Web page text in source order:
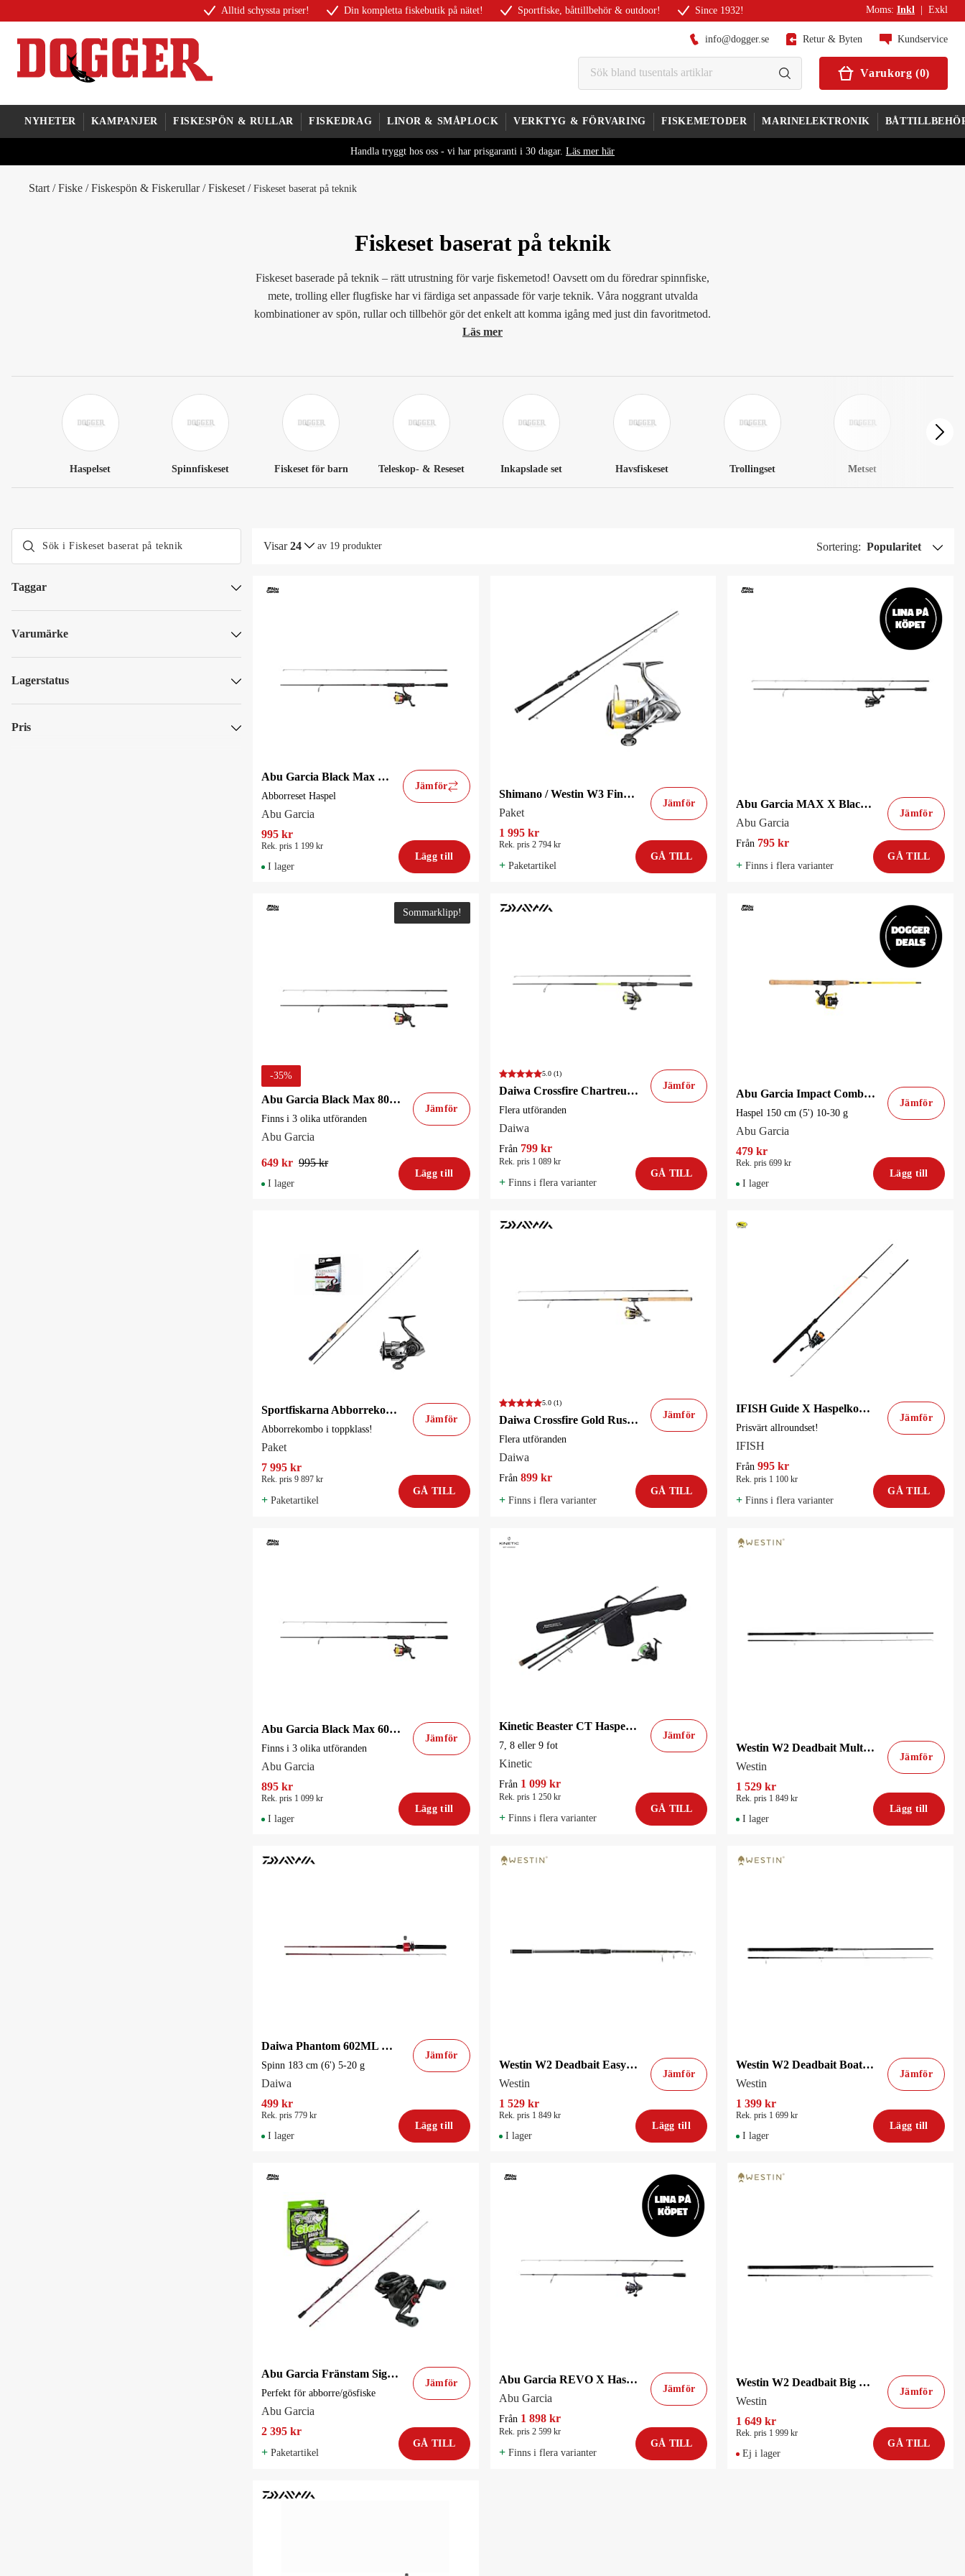
Alltid schyssta priser! Din kompletta fiskebutik på nätet! Sportfiske, båttillbehör & outdoor! Since 1932! Moms: Inkl Exkl
info@dogger.se Retur & Byten Kundservice
Varukorg (0)
NYHETER KAMPANJER FISKESPÖN & RULLAR FISKEDRAG LINOR & SMÅPLOCK VERKTYG & FÖRVARING FISKEMETODER MARINELEKTRONIK
Handla tryggt hos oss - vi har prisgaranti i 30 dagar. Läs mer här
Start /Fiske /Fiskespön & Fiskerullar/Fiskeset / Fiskeset baserat på teknik
Fiskeset baserat på teknik
Fiskeset baserade på teknik – rätt utrustning för varje fiskemetod! Oavsett om du föredrar spinnfiske,
mete, trolling eller flugfiske har vi färdiga set anpassade för varje teknik. Våra noggrant utvalda
kombinationer av spön, rullar och tillbehör gör det enkelt att komma igång med just din favoritmetod.
Läs mer
Haspelset Spinnfiskeset Fiskeset för barn Teleskop- & Reseset Inkapslade set Havsfiskeset Trollingset Metset
Taggar
Varumärke
Lagerstatus
Pris
Visar24 av 19 produkter Sortering: Popularitet
Abu Garcia Black Max 702M 2.13m 10-30G / 2500 220m 0.20mm
Abborreset Haspel
Abu Garcia
Jämför
995 kr
Rek. pris 1 199 kr
I lager
Lägg till
Shimano / Westin W3 Finesse 3rd T&C Abborrekombo
Paket
Jämför
1 995 kr
Rek. pris 2 794 kr
+ Paketartikel
GÅ TILL
Abu Garcia MAX X Black Ops Haspelcombo Flätlina på köpet!
Abu Garcia
Jämför
Från 795 kr
+ Finns i flera varianter
GÅ TILL
Sommarklipp!
-35%
Abu Garcia Black Max 802M 2.44m 10-30g / 2500 220m 0.20mm
Finns i 3 olika utföranden
Abu Garcia
Jämför
649 kr 995 kr
I lager
Lägg till
5.0(1)
Daiwa Crossfire Chartreuse Flame Haspelset
Flera utföranden
Daiwa
Jämför
Från 799 kr
Rek. pris 1 089 kr
+ Finns i flera varianter
GÅ TILL
Abu Garcia Impact Combo 5' M 150 cm (5') 10-30 g Haspelspö
Haspel 150 cm (5') 10-30 g
Abu Garcia
Jämför
479 kr
Rek. pris 699 kr
I lager
Lägg till
Sportfiskarna Abborrekombo Elite Finesse Haspel
Abborrekombo i toppklass!
Paket
Jämför
7 995 kr
Rek. pris 9 897 kr
+ Paketartikel
GÅ TILL
5.0(1)
Daiwa Crossfire Gold Rush Haspelset
Flera utföranden
Daiwa
Jämför
Från 899 kr
+ Finns i flera varianter
GÅ TILL
IFISH Guide X Haspelkombo (påspolad flätlina)
Prisvärt allroundset!
IFISH
Jämför
Från 995 kr
Rek. pris 1 100 kr
+ Finns i flera varianter
GÅ TILL
Abu Garcia Black Max 602ML 1.83m 5-20g / 2000 170m 0.18mm
Finns i 3 olika utföranden
Abu Garcia
Jämför
895 kr
Rek. pris 1 099 kr
I lager
Lägg till
Kinetic Beaster CT Haspelset
7, 8 eller 9 fot
Kinetic
Jämför
Från 1 099 kr
Rek. pris 1 250 kr
+ Finns i flera varianter
GÅ TILL
Westin W2 Deadbait Multi Purpose 12'/360Cm 150G 2Sec 2.75Lbs
Westin
Jämför
1 529 kr
Rek. pris 1 849 kr
I lager
Lägg till
Daiwa Phantom 602ML Combo Spinn 183 cm (6') 5-20 g Inkapslat set
Spinn 183 cm (6') 5-20 g
Daiwa
Jämför
499 kr
Rek. pris 779 kr
I lager
Lägg till
Westin W2 Deadbait Easy Travel Tele 10'8''/325Cm 150G 4Sec 2.75Lbs
Westin
Jämför
1 529 kr
Rek. pris 1 849 kr
I lager
Lägg till
Westin W2 Deadbait Boat St 8'8''/265Cm 200G 2Sec/Semitele 3.25Lbs
Westin
Jämför
1 399 kr
Rek. pris 1 699 kr
I lager
Lägg till
Abu Garcia Fränstam Signature Spinnset Abborre / Gös
Perfekt för abborre/gösfiske
Abu Garcia
Jämför
2 395 kr
+ Paketartikel
GÅ TILL
Abu Garcia REVO X Haspelcombo med flätlina Flätlina på köpet!
Abu Garcia
Jämför
Från 1 898 kr
Rek. pris 2 599 kr
+ Finns i flera varianter
GÅ TILL
Westin W2 Deadbait Big Water St 12'/360Cm 250G 2Sec/Semitele 3.75Lbs
Westin
Jämför
1 649 kr
Rek. pris 1 999 kr
Ej i lager
GÅ TILL